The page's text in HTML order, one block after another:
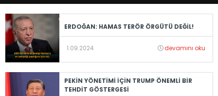
ERDOĞAN: HAMAS TERÖR ÖRGÜTÜ DEĞİL!
1.09.2024 devamını oku
PEKİN YÖNETİMİ İÇİN TRUMP ÖNEMLİ BİR
TEHDİT GÖSTERGESİ